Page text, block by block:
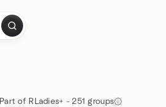
Part of RLadies+ - 251 groups